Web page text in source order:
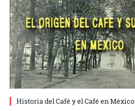
Historia del Café y el Café en México